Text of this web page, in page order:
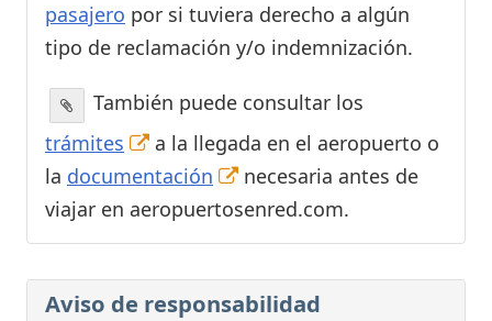
pasajero por si tuviera derecho a algún
tipo de reclamación y/o indemnización.
También puede consultar los
trámites
a la llegada en el aeropuerto o
la documentación
necesaria antes de
viajar en aeropuertosenred.com.
Aviso de responsabilidad